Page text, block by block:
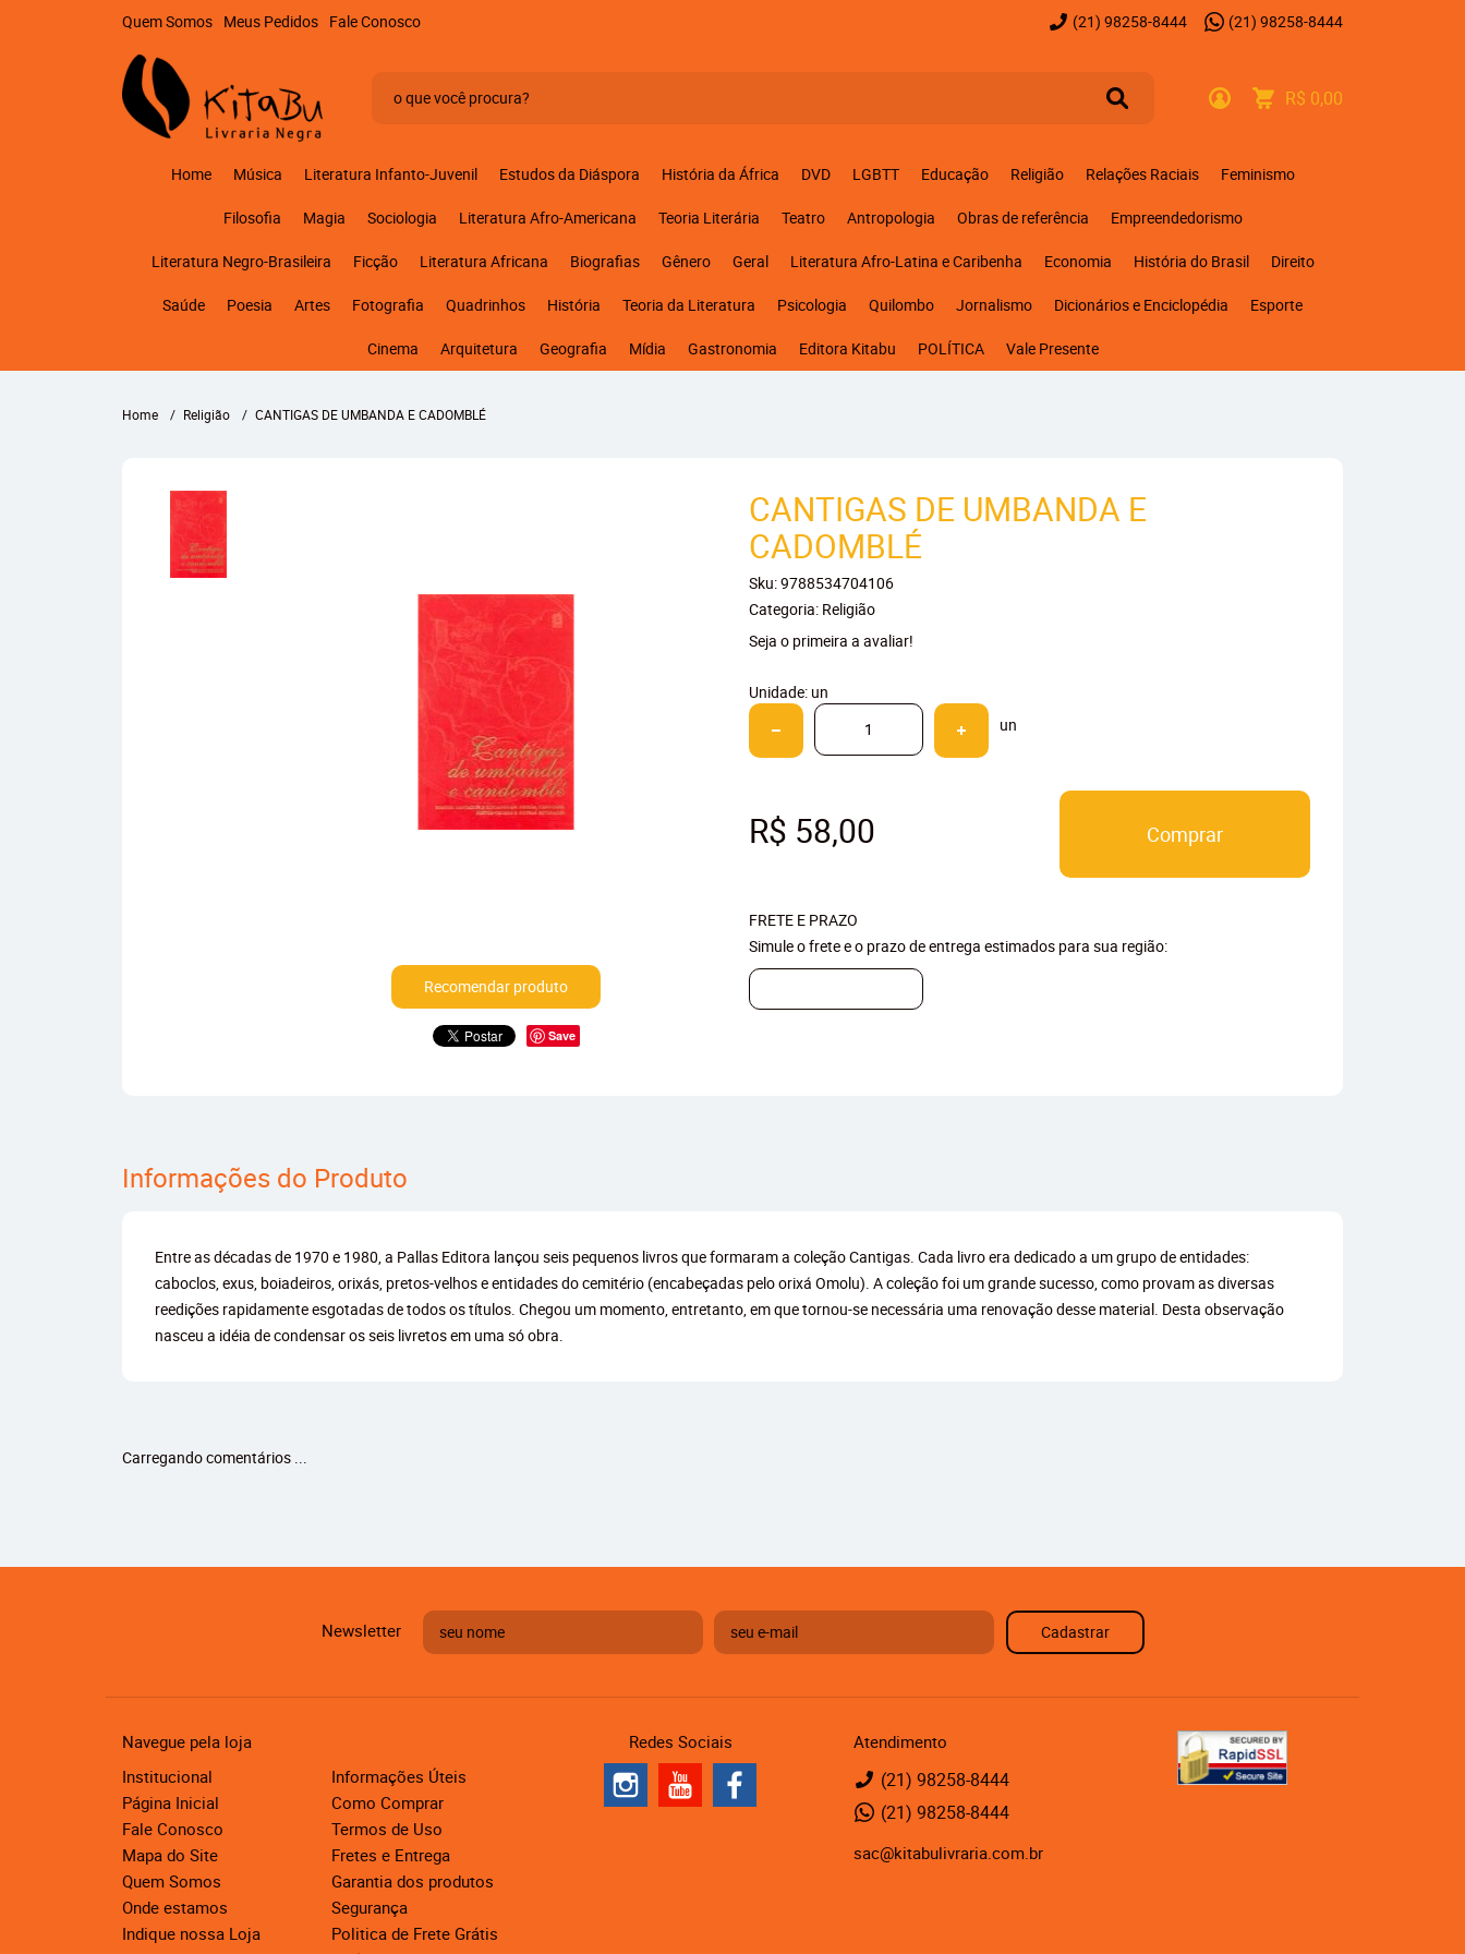
Quem Somos Meus Pedidos Fale Conosco (21) 98258-8444 (21) 98258-8444
R$ 0,00
Home Música Literatura Infanto-Juvenil Estudos da Diáspora História da África DVD LGBTT Educação Religião Relações Raciais Feminismo
Filosofia Magia Sociologia Literatura Afro-Americana Teoria Literária Teatro Antropologia Obras de referência Empreendedorismo
Literatura Negro-Brasileira Ficção Literatura Africana Biografias Gênero Geral Literatura Afro-Latina e Caribenha Economia História do Brasil Direito
Saúde Poesia Artes Fotografia Quadrinhos História Teoria da Literatura Psicologia Quilombo Jornalismo Dicionários e Enciclopédia Esporte
Cinema Arquitetura Geografia Mídia Gastronomia Editora Kitabu POLÍTICA Vale Presente
Home Religião CANTIGAS DE UMBANDA E CADOMBLÉ
Recomendar produto
Save
CANTIGAS DE UMBANDA E
CADOMBLÉ
Sku:9788534704106
Categoria: Religião
Seja o primeira a avaliar!
Unidade: un
un
R$ 58,00 Comprar
FRETE E PRAZO
Simule o frete e o prazo de entrega estimados para sua região:
Informações do Produto
Entre as décadas de 1970 e 1980, a Pallas Editora lançou seis pequenos livros que formaram a coleção Cantigas. Cada livro era dedicado a um grupo de entidades:
caboclos, exus, boiadeiros, orixás, pretos-velhos e entidades do cemitério (encabeçadas pelo orixá Omolu). A coleção foi um grande sucesso, como provam as diversas
reedições rapidamente esgotadas de todos os títulos. Chegou um momento, entretanto, em que tornou-se necessária uma renovação desse material. Desta observação
nasceu a idéia de condensar os seis livretos em uma só obra.
Carregando comentários ...
Newsletter Cadastrar
Navegue pela loja
Institucional
Página Inicial
Fale Conosco
Mapa do Site
Quem Somos
Onde estamos
Indique nossa Loja
Informações Úteis
Como Comprar
Termos de Uso
Fretes e Entrega
Garantia dos produtos
Segurança
Politica de Frete Grátis
Redes Sociais Atendimento
(21) 98258-8444
(21) 98258-8444
sac@kitabulivraria.com.br